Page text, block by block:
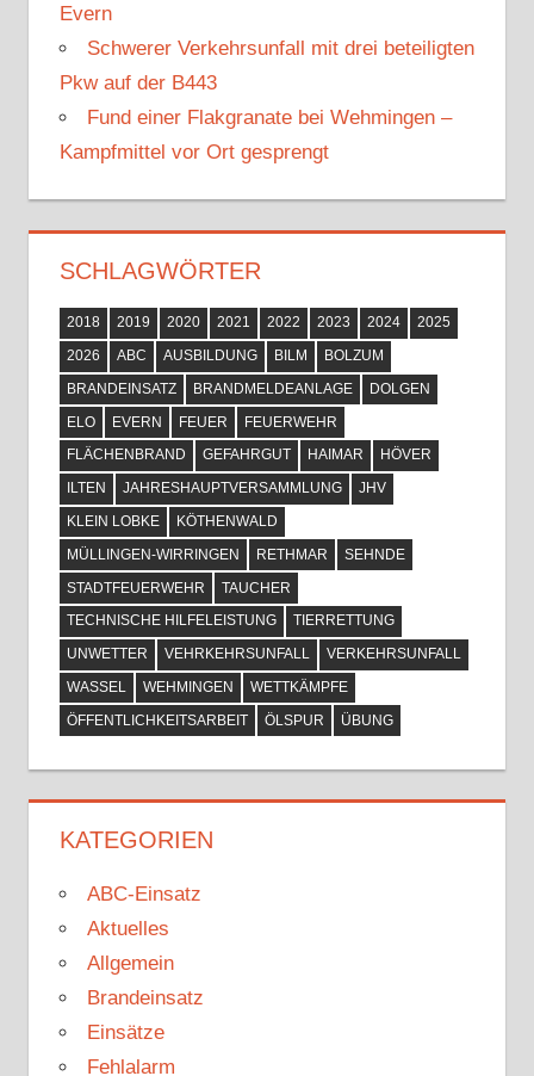
Evern
Schwerer Verkehrsunfall mit drei beteiligten
Pkw auf der B443
Fund einer Flakgranate bei Wehmingen –
Kampfmittel vor Ort gesprengt
SCHLAGWÖRTER
2018 2019 2020 2021 2022 2023 2024
2025
2026
ABC AUSBILDUNG BILM
BOLZUM
BRANDEINSATZ
BRANDMELDEANLAGE
DOLGEN
ELO
EVERN FEUER
FEUERWEHR
FLÄCHENBRAND
GEFAHRGUT HAIMAR
HÖVER
ILTEN
JAHRESHAUPTVERSAMMLUNG
JHV
KLEIN LOBKE
KÖTHENWALD
MÜLLINGEN-WIRRINGEN
RETHMAR
SEHNDE
STADTFEUERWEHR
TAUCHER
TECHNISCHE HILFELEISTUNG
TIERRETTUNG
UNWETTER
VEHRKEHRSUNFALL
VERKEHRSUNFALL
WASSEL
WEHMINGEN
WETTKÄMPFE
ÖFFENTLICHKEITSARBEIT
ÖLSPUR ÜBUNG
KATEGORIEN
ABC-Einsatz
Aktuelles
Allgemein
Brandeinsatz
Einsätze
Fehlalarm